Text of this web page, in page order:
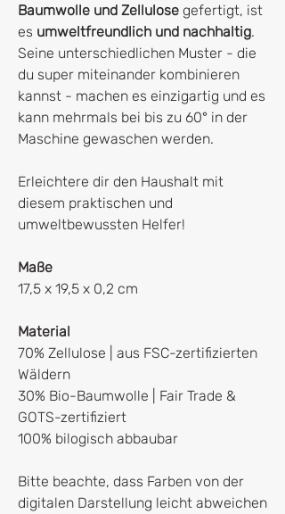
Baumwolle und Zellulose gefertigt, ist
es umweltfreundlich und nachhaltig.
Seine unterschiedlichen Muster - die
du super miteinander kombinieren
kannst - machen es einzigartig und es
kann mehrmals bei bis zu 60° in der
Maschine gewaschen werden.
Erleichtere dir den Haushalt mit
diesem praktischen und
umweltbewussten Helfer!
Maße
17,5 x 19,5 x 0,2 cm
Material
70% Zellulose | aus FSC-zertifizierten
Wäldern
30% Bio-Baumwolle | Fair Trade &
GOTS-zertifiziert
100% bilogisch abbaubar
Bitte beachte, dass Farben von der
digitalen Darstellung leicht abweichen